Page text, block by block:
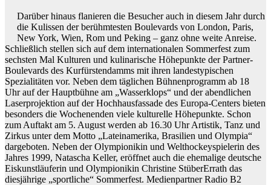
Darüber hinaus flanieren die Besucher auch in diesem Jahr durch
die Kulissen der berühmtesten Boulevards von London, Paris,
New York, Wien, Rom und Peking – ganz ohne weite Anreise.
Schließlich stellen sich auf dem internationalen Sommerfest zum
sechsten Mal Kulturen und kulinarische Höhepunkte der Partner-
Boulevards des Kurfürstendamms mit ihren landestypischen
Spezialitäten vor. Neben dem täglichen Bühnenprogramm ab 18
Uhr auf der Hauptbühne am „Wasserklops“ und der abendlichen
Laserprojektion auf der Hochhausfassade des Europa-Centers bieten
besonders die Wochenenden viele kulturelle Höhepunkte. Schon
zum Auftakt am 5. August werden ab 16.30 Uhr Artistik, Tanz und
Zirkus unter dem Motto „Lateinamerika, Brasilien und Olympia“
dargeboten. Neben der Olympionikin und Welthockeyspielerin des
Jahres 1999, Natascha Keller, eröffnet auch die ehemalige deutsche
Eiskunstläuferin und Olympionikin Christine StüberErrath das
diesjährige „sportliche“ Sommerfest. Medienpartner Radio B2